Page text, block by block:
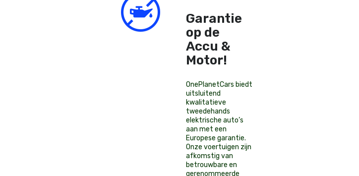
Garantie
op de
Accu &
Motor!
OnePlanetCars biedt
uitsluitend
kwalitatieve
tweedehands
elektrische auto’s
aan met een
Europese garantie.
Onze voertuigen zijn
afkomstig van
betrouwbare en
gerenommeerde